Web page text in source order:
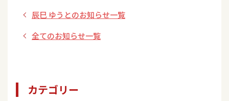
辰巳 ゆうとのお知らせ一覧
全てのお知らせ一覧
カテゴリー